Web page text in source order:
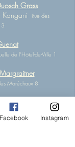
Grass
Rue des
3
de l’Hôtel-de-Ville 1
Maréchaux 8
Rue de l'Eglise 1
Facebook Instagram